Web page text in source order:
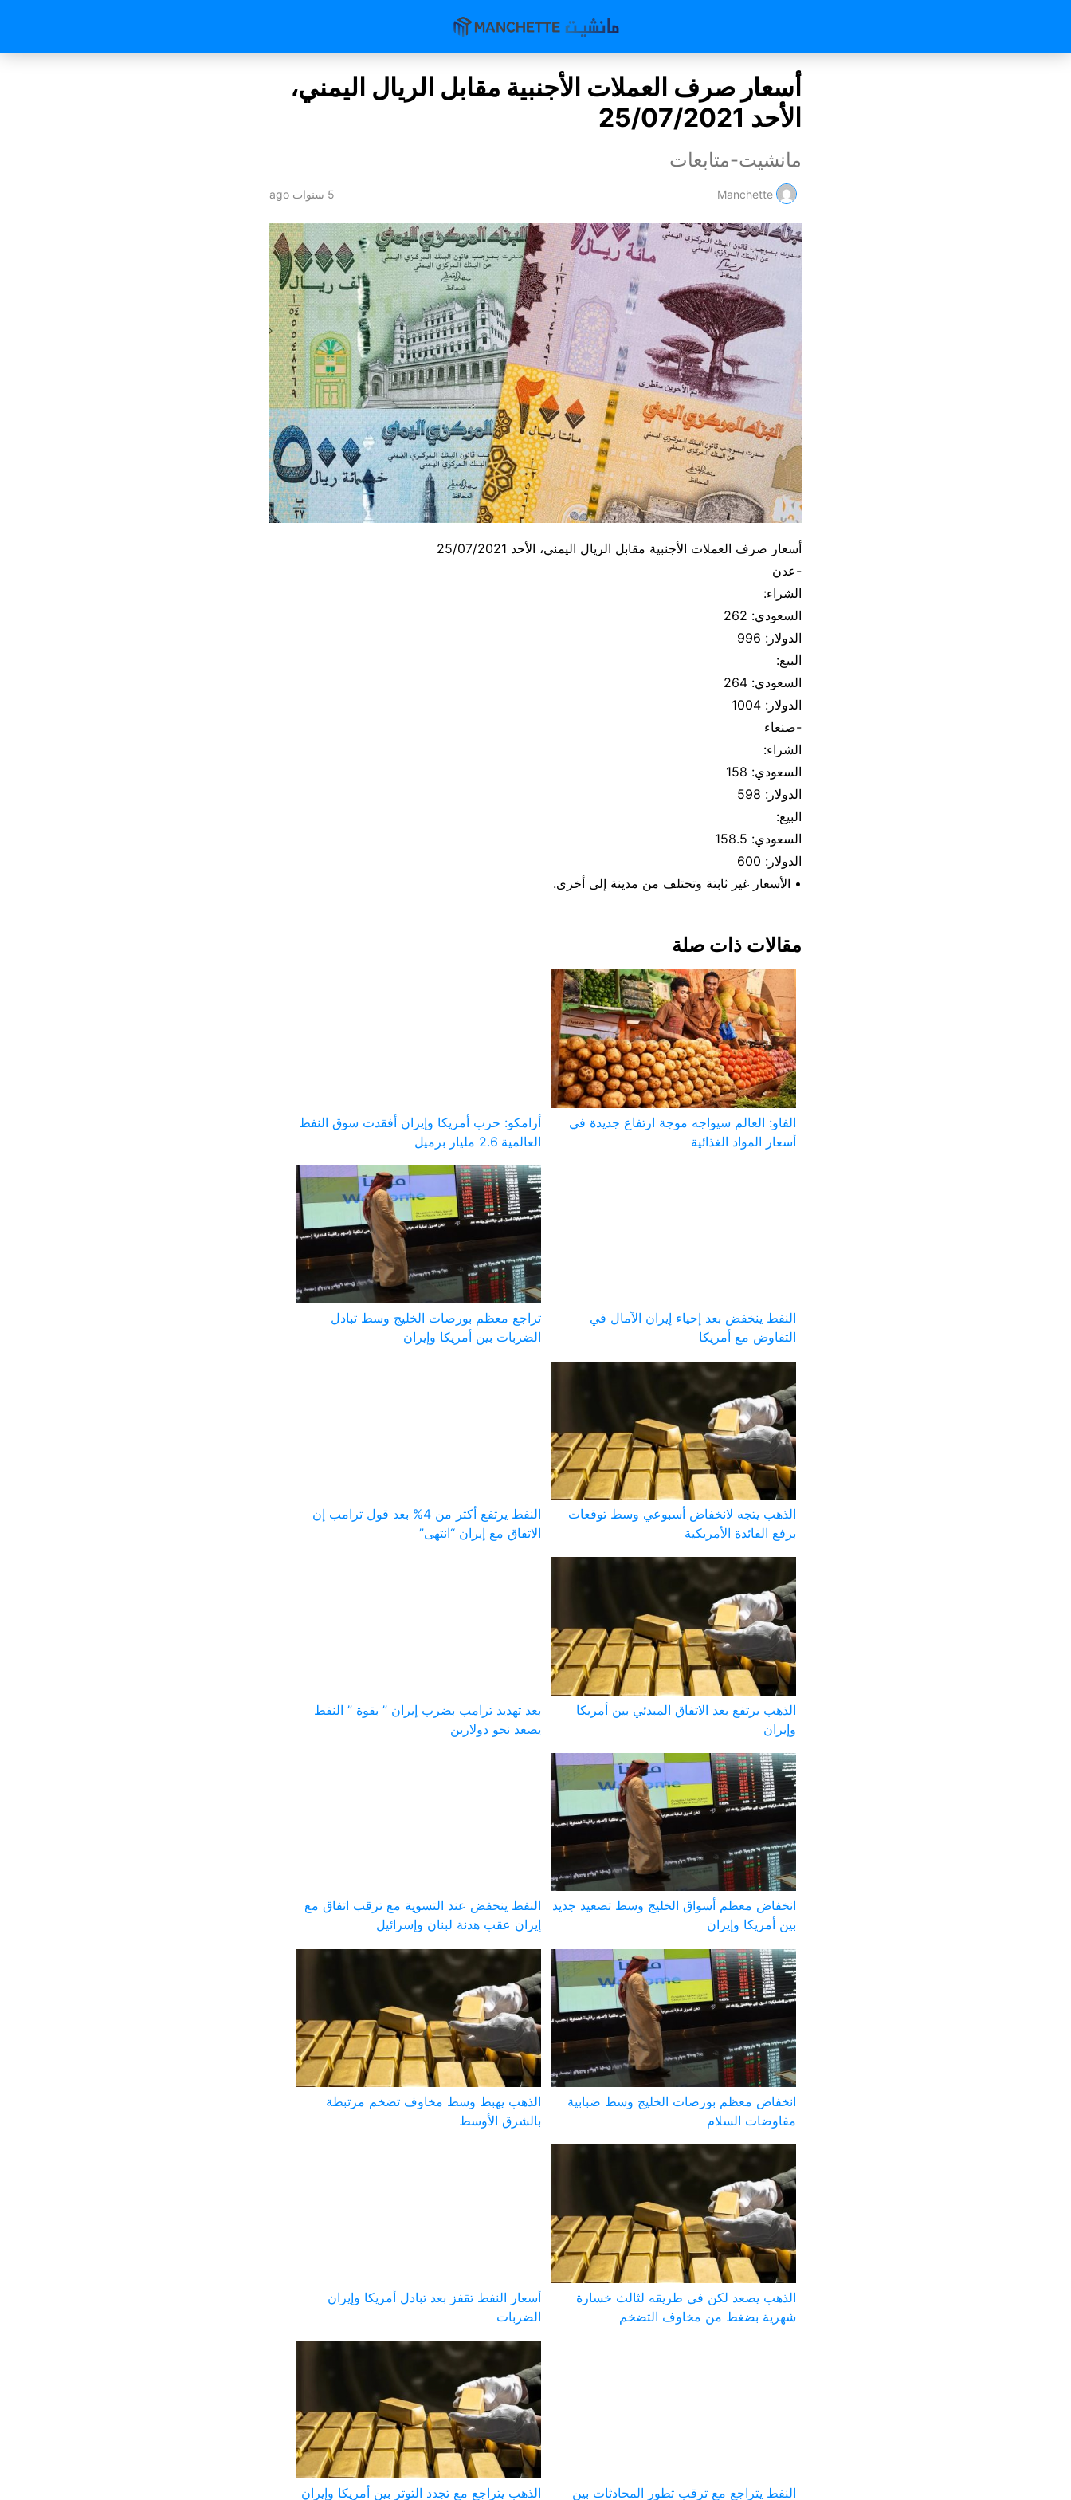
أسعار صرف العملات الأجنبية مقابل الريال اليمني،
الأحد 25/07/2021
مانشيت-متابعات
Manchette 5 سنوات ago
أسعار صرف العملات الأجنبية مقابل الريال اليمني، الأحد 25/07/2021
-عدن
الشراء:
السعودي: 262
الدولار: 996
البيع:
السعودي: 264
الدولار: 1004
-صنعاء
الشراء:
السعودي: 158
الدولار: 598
البيع:
السعودي: 158.5
الدولار: 600
• الأسعار غير ثابتة وتختلف من مدينة إلى أخرى.
مقالات ذات صلة
الفاو: العالم سيواجه موجة ارتفاع جديدة في
أسعار المواد الغذائية
أرامكو: حرب أمريكا وإيران أفقدت سوق النفط
العالمية 2.6 مليار برميل
النفط ينخفض بعد إحياء إيران الآمال في
التفاوض مع أمريكا
تراجع معظم بورصات الخليج وسط تبادل
الضربات بين أمريكا وإيران
الذهب يتجه لانخفاض أسبوعي وسط توقعات
برفع الفائدة الأمريكية
النفط يرتفع أكثر من 4% بعد قول ترامب إن
الاتفاق مع إيران “انتهى”
الذهب يرتفع بعد الاتفاق المبدئي بين أمريكا
وإيران
بعد تهديد ترامب بضرب إيران ” بقوة ” النفط
يصعد نحو دولارين
انخفاض معظم أسواق الخليج وسط تصعيد جديد
بين أمريكا وإيران
النفط ينخفض عند التسوية مع ترقب اتفاق مع
إيران عقب هدنة لبنان وإسرائيل
انخفاض معظم بورصات الخليج وسط ضبابية
مفاوضات السلام
الذهب يهبط وسط مخاوف تضخم مرتبطة
بالشرق الأوسط
الذهب يصعد لكن في طريقه لثالث خسارة
شهرية بضغط من مخاوف التضخم
أسعار النفط تقفز بعد تبادل أمريكا وإيران
الضربات
النفط يتراجع مع ترقب تطور المحادثات بين الذهب يتراجع مع تجدد التوتر بين أمريكا وإيران